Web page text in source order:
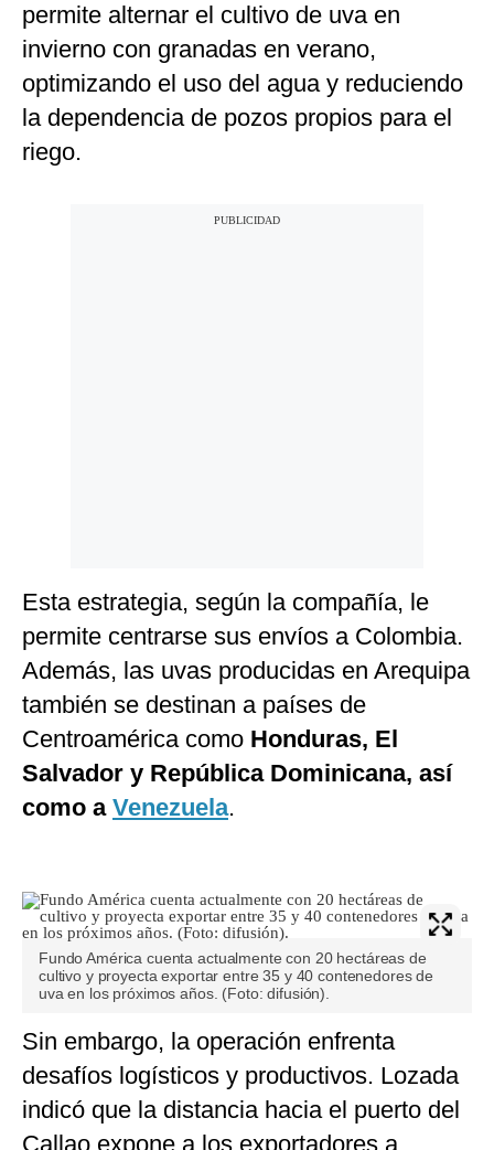
permite alternar el cultivo de uva en
invierno con granadas en verano,
optimizando el uso del agua y reduciendo
la dependencia de pozos propios para el
riego.
Esta estrategia, según la compañía, le
permite centrarse sus envíos a Colombia.
Además, las uvas producidas en Arequipa
también se destinan a países de
Centroamérica como Honduras, El
Salvador y República Dominicana, así
como a Venezuela.
Fundo América cuenta actualmente con 20 hectáreas de
cultivo y proyecta exportar entre 35 y 40 contenedores de
uva en los próximos años. (Foto: difusión).
Sin embargo, la operación enfrenta
desafíos logísticos y productivos. Lozada
indicó que la distancia hacia el puerto del
Callao expone a los exportadores a